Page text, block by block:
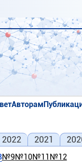
Авторам
2022 2021
№9№10№11 №12